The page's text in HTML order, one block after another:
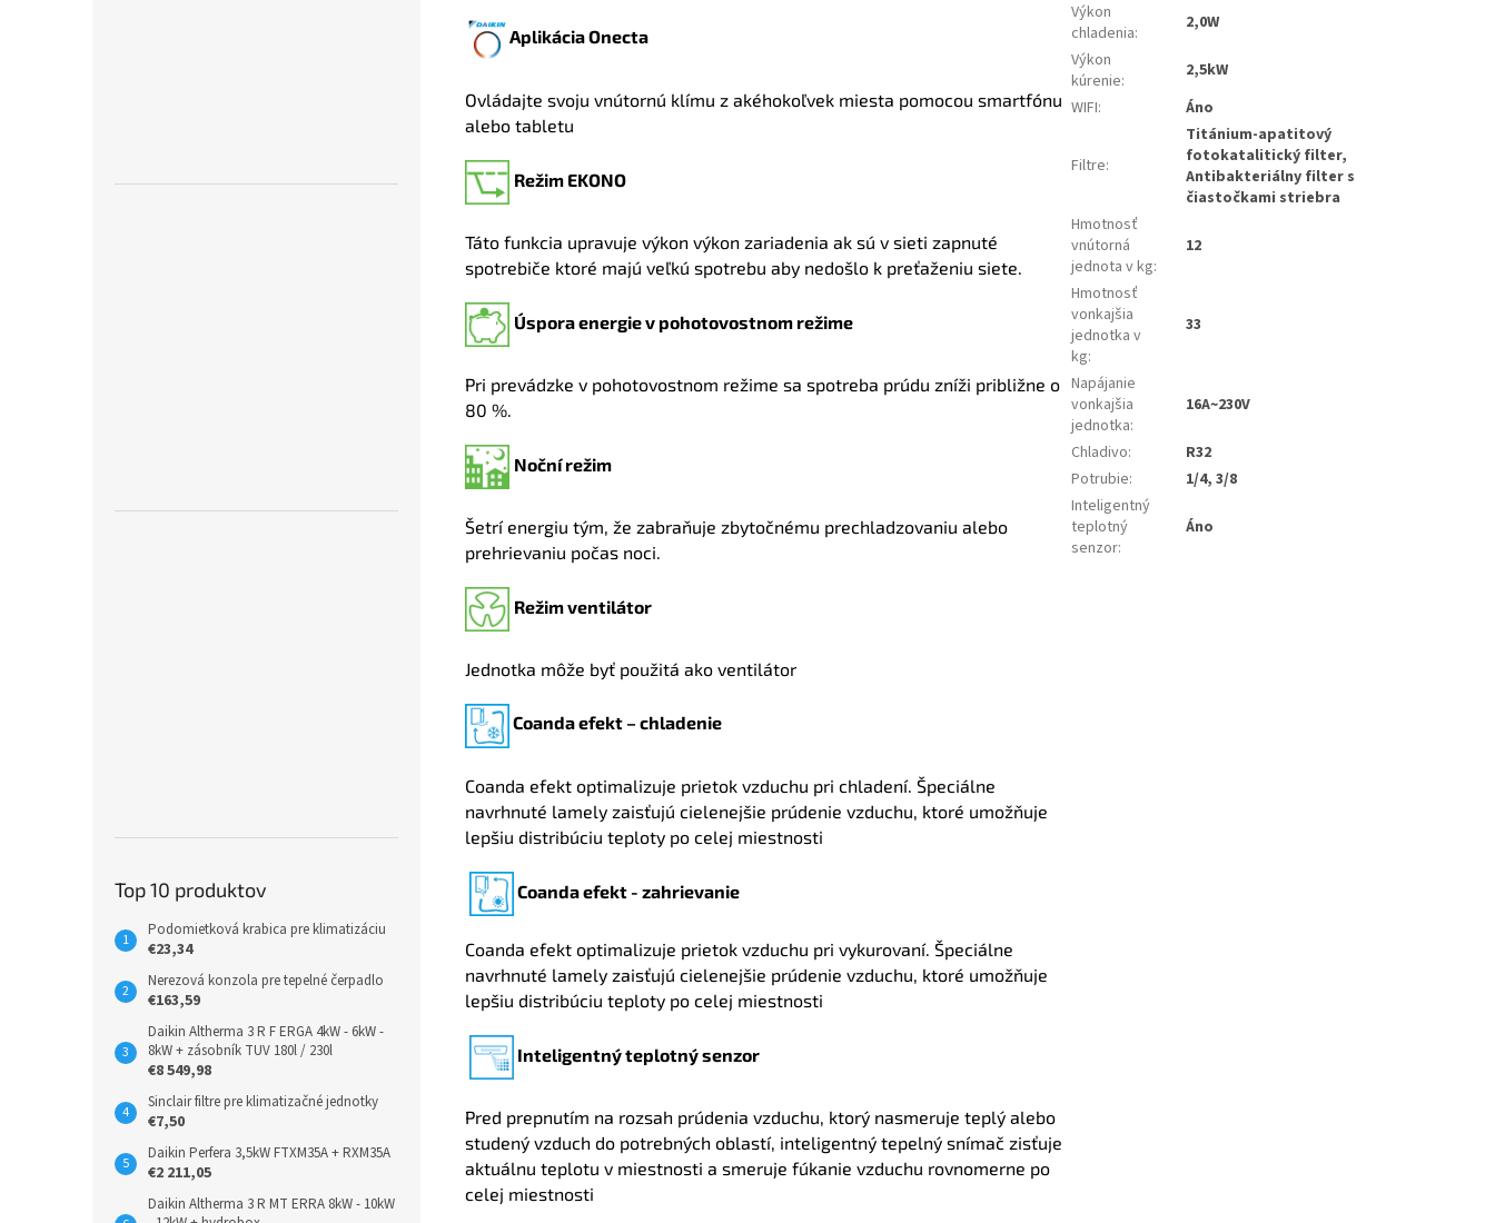
Top 10 produktov
Podomietková krabica pre klimatizáciu
€23,34
Nerezová konzola pre tepelné čerpadlo
€163,59
Daikin Altherma 3 R F ERGA 4kW - 6kW -
8kW + zásobník TUV 180l / 230l
€8 549,98
Sinclair filtre pre klimatizačné jednotky
€7,50
Daikin Perfera 3,5kW FTXM35A + RXM35A
€2 211,05
Daikin Altherma 3 R MT ERRA 8kW - 10kW
Aplikácia Onecta
Ovládajte svoju vnútornú klímu z akéhokoľvek miesta pomocou smartfónu
alebo tabletu
Režim EKONO
Táto funkcia upravuje výkon výkon zariadenia ak sú v sieti zapnuté
spotrebiče ktoré majú veľkú spotrebu aby nedošlo k preťaženiu siete.
Úspora energie v pohotovostnom režime
Pri prevádzke v pohotovostnom režime sa spotreba prúdu zníži približne o
80 %.
Noční režim
Šetrí energiu tým, že zabraňuje zbytočnému prechladzovaniu alebo
prehrievaniu počas noci.
Režim ventilátor
Jednotka môže byť použitá ako ventilátor
Coanda efekt – chladenie
Coanda efekt optimalizuje prietok vzduchu pri chladení. Špeciálne
navrhnuté lamely zaisťujú cielenejšie prúdenie vzduchu, ktoré umožňuje
lepšiu distribúciu teploty po celej miestnosti
Coanda efekt - zahrievanie
Coanda efekt optimalizuje prietok vzduchu pri vykurovaní. Špeciálne
navrhnuté lamely zaisťujú cielenejšie prúdenie vzduchu, ktoré umožňuje
lepšiu distribúciu teploty po celej miestnosti
Inteligentný teplotný senzor
Pred prepnutím na rozsah prúdenia vzduchu, ktorý nasmeruje teplý alebo
studený vzduch do potrebných oblastí, inteligentný tepelný snímač zisťuje
aktuálnu teplotu v miestnosti a smeruje fúkanie vzduchu rovnomerne po
celej miestnosti
Výkon
chladenia:
2,0W
Výkon
kúrenie:
2,5kW
WIFI: Áno
Filtre:
Titánium-apatitový
fotokatalitický filter,
Antibakteriálny filter s
čiastočkami striebra
Hmotnosť
vnútorná
jednota v kg:
12
Hmotnosť
vonkajšia
jednotka v
kg:
33
Napájanie
vonkajšia
jednotka:
16A~230V
Chladivo:
R32
Potrubie:
1/4, 3/8
Inteligentný
teplotný
senzor:
Áno